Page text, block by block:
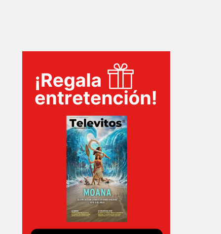
INICIO
PELICULAS
SERIES